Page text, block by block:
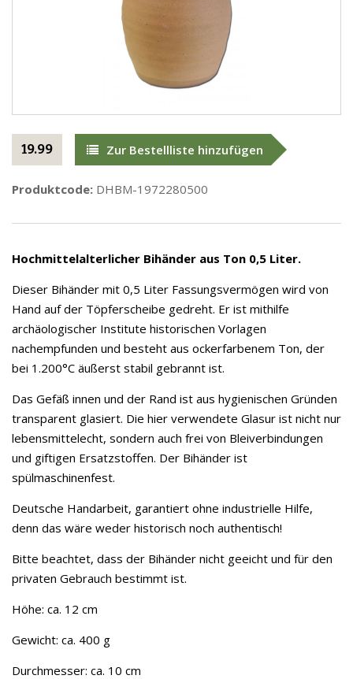
19.99 Zur Bestellliste hinzufügen
Produktcode: DHBM-1972280500
Hochmittelalterlicher Bihänder aus Ton 0,5 Liter.
Dieser Bihänder mit 0,5 Liter Fassungsvermögen wird von
Hand auf der Töpferscheibe gedreht. Er ist mithilfe
archäologischer Institute historischen Vorlagen
nachempfunden und besteht aus ockerfarbenem Ton, der
bei 1.200°C äußerst stabil gebrannt ist.
Das Gefäß innen und der Rand ist aus hygienischen Gründen
transparent glasiert. Die hier verwendete Glasur ist nicht nur
lebensmittelecht, sondern auch frei von Bleiverbindungen
und giftigen Ersatzstoffen. Der Bihänder ist
spülmaschinenfest.
Deutsche Handarbeit, garantiert ohne industrielle Hilfe,
denn das wäre weder historisch noch authentisch!
Bitte beachtet, dass der Bihänder nicht geeicht und für den
privaten Gebrauch bestimmt ist.
Höhe: ca. 12 cm
Gewicht: ca. 400 g
Durchmesser: ca. 10 cm